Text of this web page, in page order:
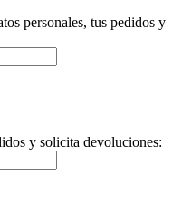
personales, tus pedidos y
y solicita devoluciones: